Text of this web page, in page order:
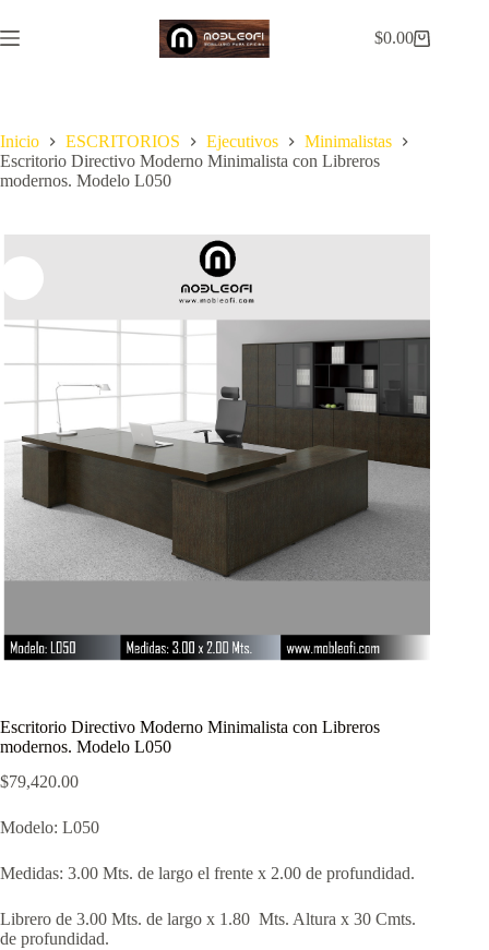
al
contenido
Carro
$0.00
Inicio ESCRITORIOS Ejecutivos
Minimalistas
Escritorio Directivo Moderno Minimalista con Libreros
modernos. Modelo L050
Escritorio Directivo Moderno Minimalista con Libreros
modernos. Modelo L050
$79,420.00
Modelo: L050
Medidas: 3.00 Mts. de largo el frente x 2.00 de profundidad.
Librero de 3.00 Mts. de largo x 1.80 Mts. Altura x 30 Cmts.
de profundidad.